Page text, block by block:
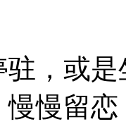
，或
慢留